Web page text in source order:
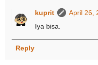
kuprit
April 26,
Iya bisa.
Reply